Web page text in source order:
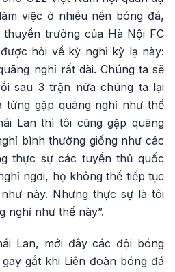
việc ở nhiều nền bóng đá,
thuyền trưởng của Hà Nội FC
hỏi về kỳ nghỉ kỳ lạ này:
nghỉ rất dài. Chúng ta sẽ
sau 3 trận nữa chúng ta lại
từng gặp quãng nghỉ như thế
Lan thì tôi cũng gặp quãng
bình thường giống như các
thực sự các tuyển thủ quốc
ngơi, họ không thể tiếp tục
này. Nhưng thực sự là tôi
nghỉ như thế này”.
Lan, mới đây các đội bóng
gắt khi Liên đoàn bóng đá